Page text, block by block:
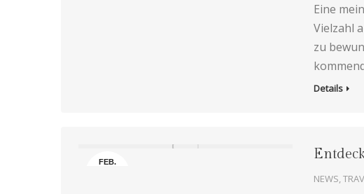
Eine
Vielzahl
zu
Details
FEB.
NEWS